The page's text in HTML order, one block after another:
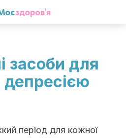
засоби для
депресією
період для кожної